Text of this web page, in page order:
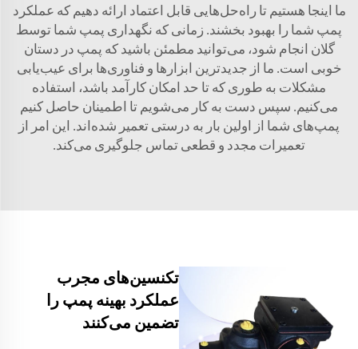
ما اینجا هستیم تا راه‌حل‌هایی قابل اعتماد ارائه دهیم که عملکرد
پمپ شما را بهبود بخشند. زمانی که نگهداری پمپ شما توسط
گلان انجام شود، می‌توانید مطمئن باشید که پمپ در دستان
خوبی است. ما از جدیدترین ابزارها و فناوری‌ها برای عیب‌یابی
مشکلات به طوری که تا حد امکان کارآمد باشد، استفاده
می‌کنیم. سپس دست به کار می‌شویم تا اطمینان حاصل کنیم
پمپ‌های شما از اولین بار به درستی تعمیر شده‌اند. این امر از
تعمیرات مجدد و قطعی تماس جلوگیری می‌کند.
تکنسین‌های مجرب
عملکرد بهینه پمپ را
تضمین می‌کنند